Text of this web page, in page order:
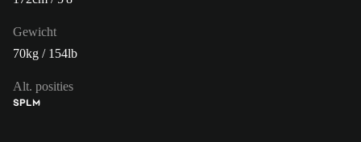
Gewicht
70kg / 154lb
Alt. posities
SPLM